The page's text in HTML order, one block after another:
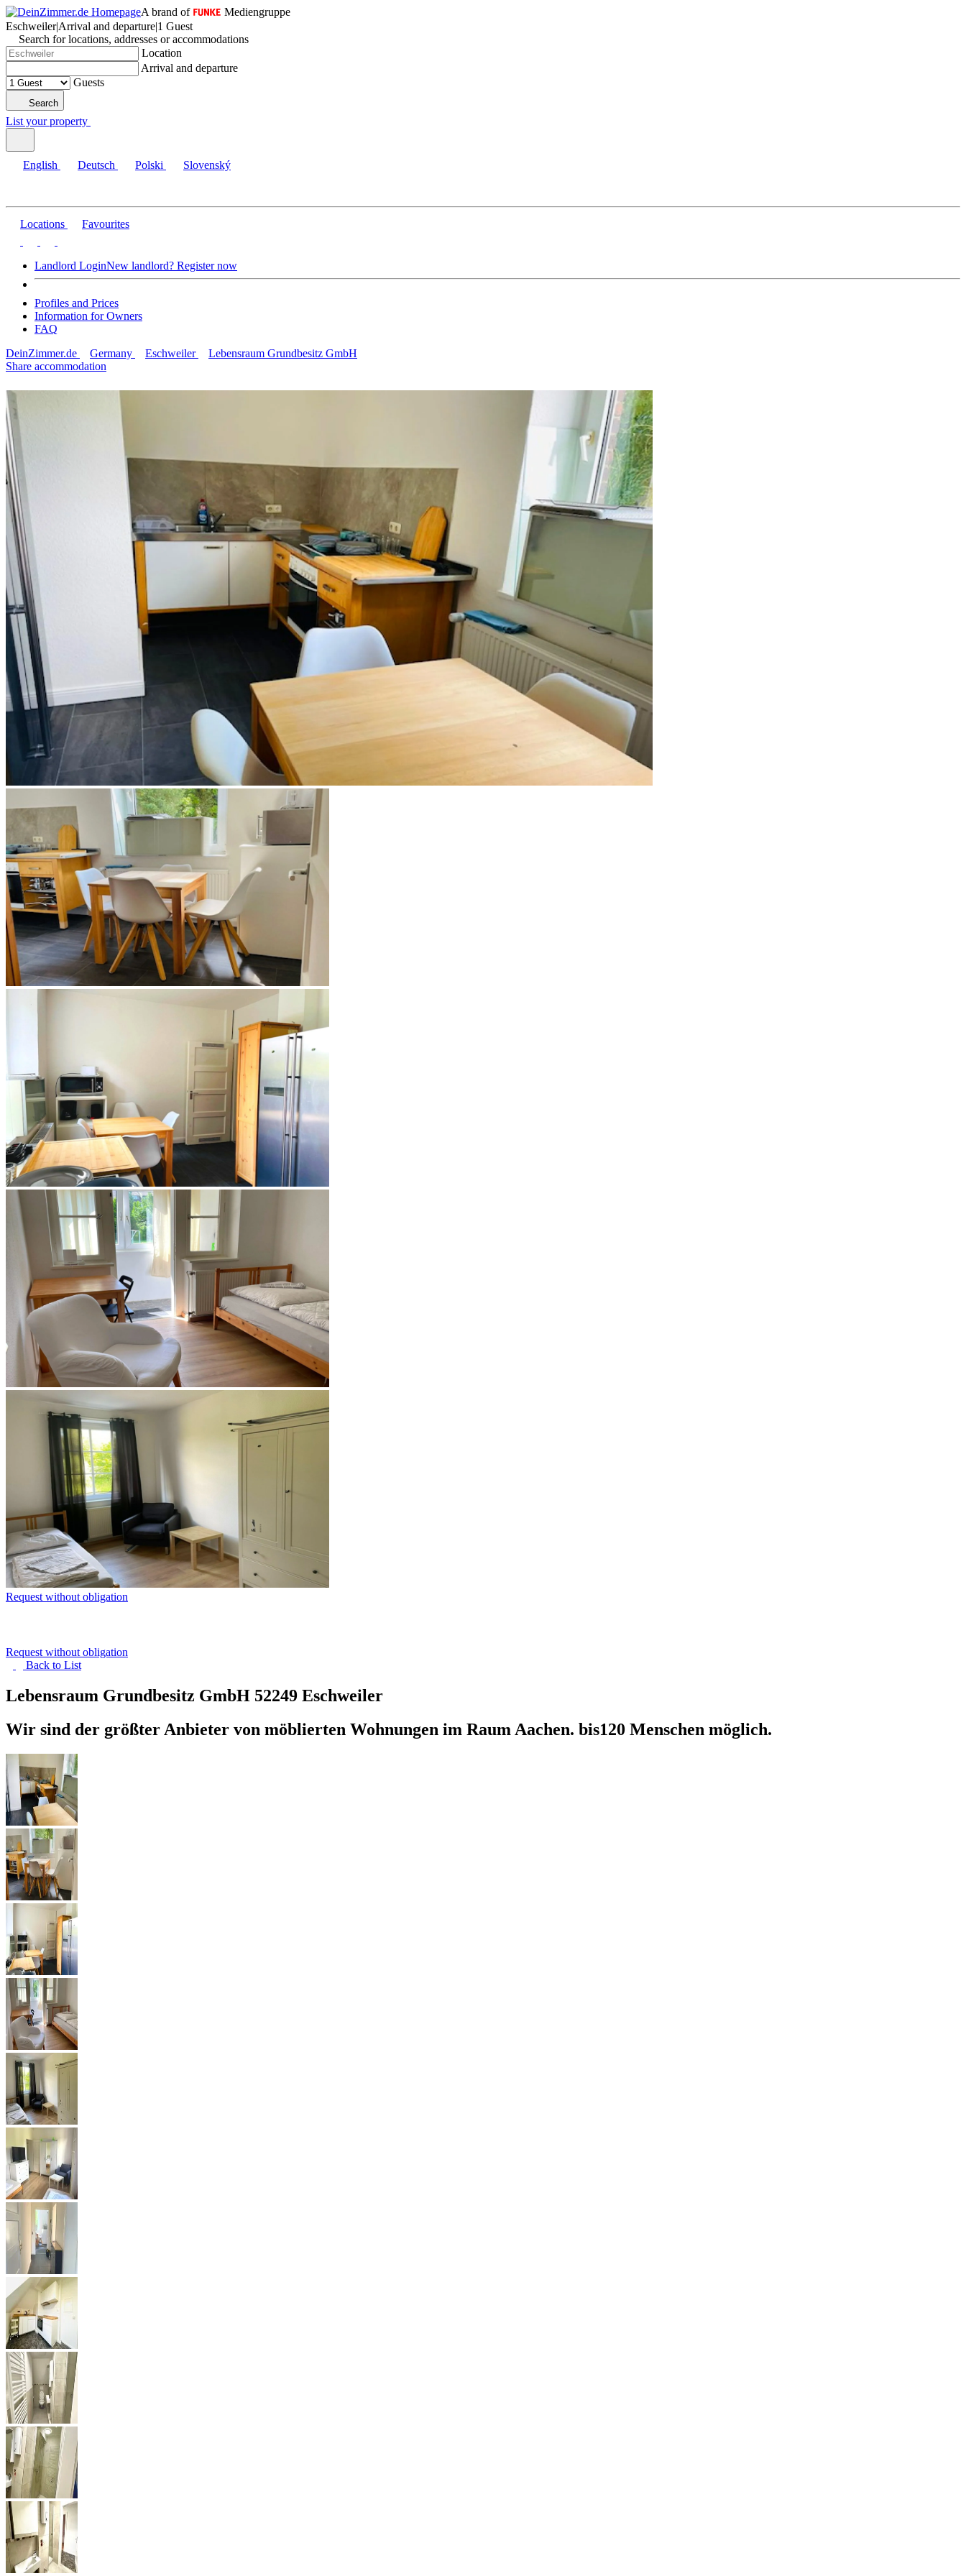
A brand of
Mediengruppe
Eschweiler|Arrival and departure|1 Guest
Search for locations, addresses or accommodations
Location
Arrival and departure
Guests
Search
List your property
English Deutsch Polski Slovenský
Locations Favourites
Landlord LoginNew landlord? Register now
Profiles and Prices
Information for Owners
FAQ
DeinZimmer.de
Germany Eschweiler
Lebensraum Grundbesitz GmbH
Share accommodation
Request without obligation
Request without obligation
Back to List
Lebensraum Grundbesitz GmbH 52249 Eschweiler
Wir sind der größter Anbieter von möblierten Wohnungen im Raum Aachen. bis120 Menschen möglich.